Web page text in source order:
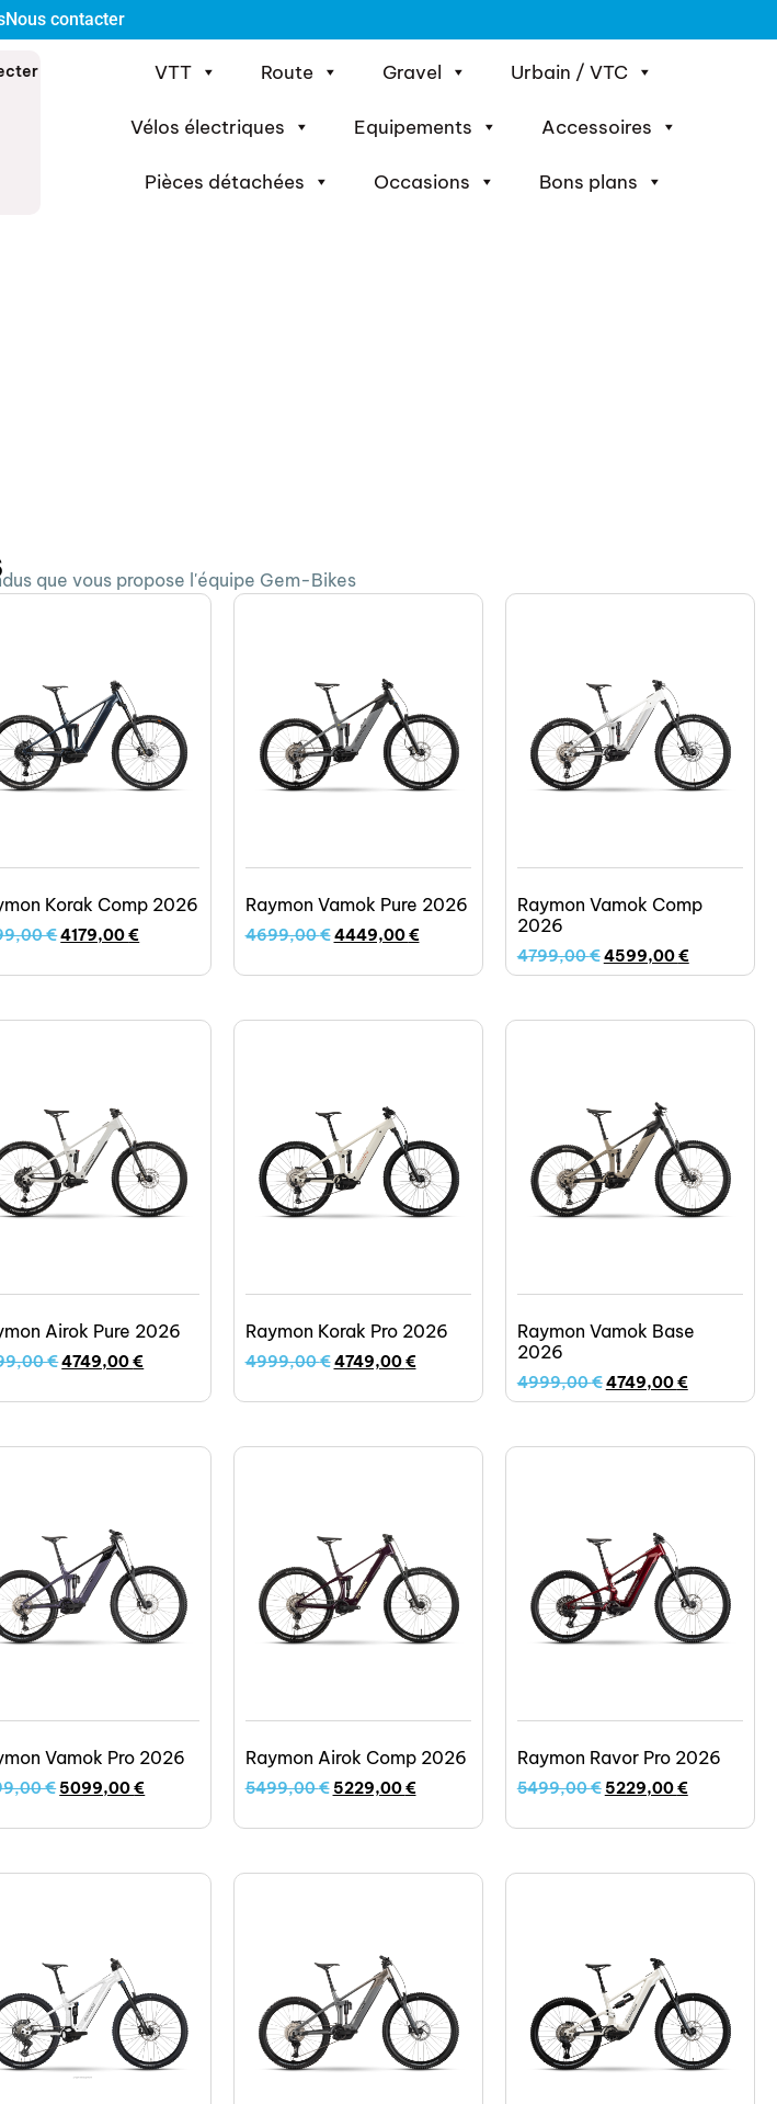
Nous contacter
VTT Route Gravel Urbain / VTC
Vélos électriques Equipements Accessoires
Pièces détachées Occasions Bons plans
que vous propose l'équipe Gem-Bikes
Korak Comp 2026
€4179,00€
Raymon Vamok Pure 2026
4699,00€4449,00€
Raymon Vamok Comp
2026
4799,00€4599,00€
Airok Pure 2026
€4749,00€
Raymon Korak Pro 2026
4999,00€4749,00€
Raymon Vamok Base
2026
4999,00€4749,00€
Vamok Pro 2026
€ 5099,00€
Raymon Airok Comp 2026
5499,00€ 5229,00€
Raymon Ravor Pro 2026
5499,00€ 5229,00€